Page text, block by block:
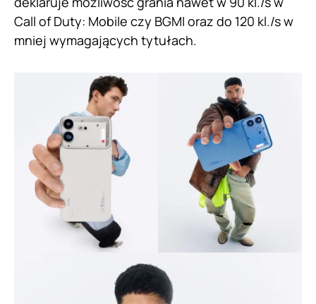
Call of Duty: Mobile czy BGMI oraz do 120 kl./s w
mniej wymagających tytułach.